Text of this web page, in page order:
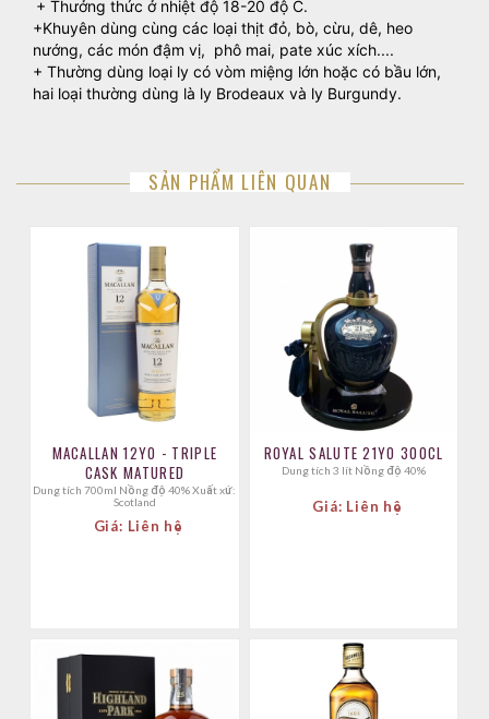
+ Thưởng thức ở nhiệt độ 18-20 độ C.
+Khuyên dùng cùng các loại thịt đỏ, bò, cừu, dê, heo
nướng, các món đậm vị, phô mai, pate xúc xích....
+ Thường dùng loại ly có vòm miệng lớn hoặc có bầu lớn,
hai loại thường dùng là ly Brodeaux và ly Burgundy.
SẢN PHẨM LIÊN QUAN
MACALLAN 12YO - TRIPLE
CASK MATURED
Dung tích 700ml Nồng độ 40% Xuất xứ:
Scotland
Giá: Liên hệ
ROYAL SALUTE 21YO 300CL
Dung tích 3 lít Nồng độ 40%
Giá: Liên hệ